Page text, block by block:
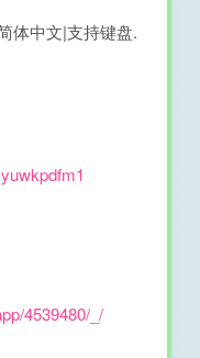
体中文|支持键盘.
4539480/_/